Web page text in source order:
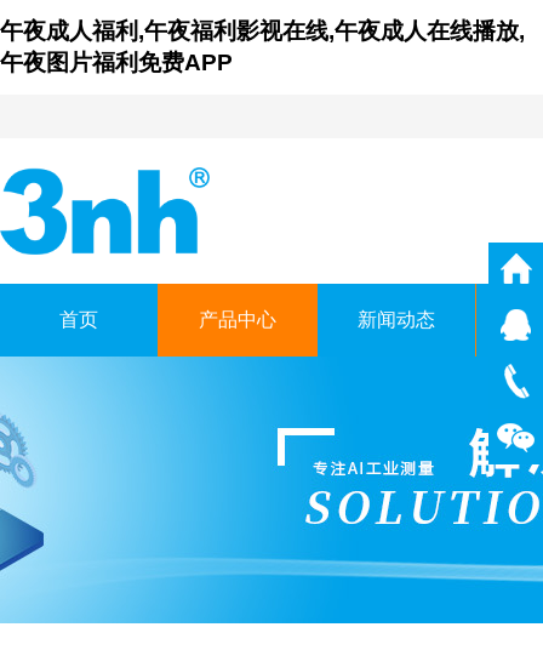
午夜成人福利,午夜福利影视在线,午夜成人在线播放,
午夜图片福利免费APP
广东午夜福利影视在线时
GUANGDONG THREENH
首页 产品中心 新闻动态